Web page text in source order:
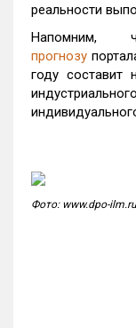
реальности
Напомним,
прогнозу
году
Фото: www.dpo-ilm.ru